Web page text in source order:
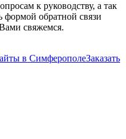
к руководству, а так
формой обратной связи
свяжемся.
Заказать